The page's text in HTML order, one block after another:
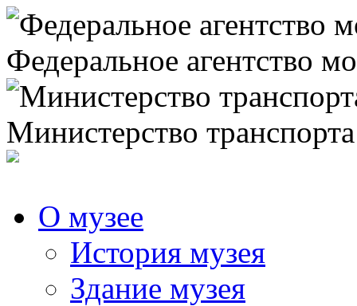
Федеральное агентство
Министерство
О музее
История музея
Здание музея